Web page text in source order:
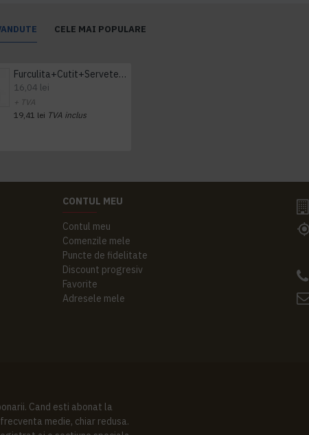
CELE MAI POPULARE
Furculita+Cutit+Servetel 100buc/set
16,04 lei
+ TVA
19,41 lei TVA inclus
CONTUL MEU
Contul meu
Comenzile mele
Puncte de fidelitate
Discount progresiv
Favorite
Adresele mele
Cand esti abonat la
medie, chiar redusa.